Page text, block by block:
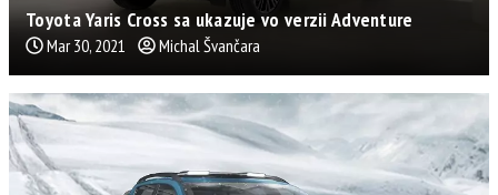
Toyota Yaris Cross sa ukazuje vo verzii Adventure
Mar 30, 2021 Michal Švančara